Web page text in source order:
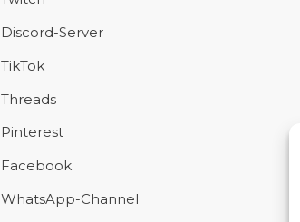
Discord-Server
TikTok
Threads
Pinterest
Facebook
WhatsApp-Channel